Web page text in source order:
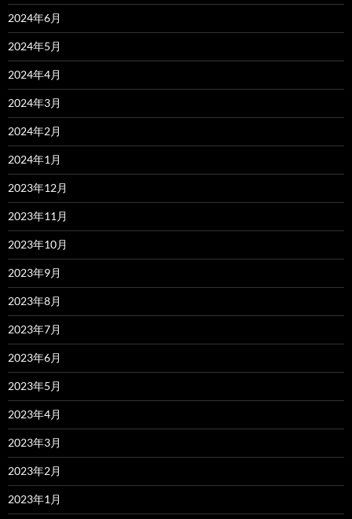
2024年6月
2024年5月
2024年4月
2024年3月
2024年2月
2024年1月
2023年12月
2023年11月
2023年10月
2023年9月
2023年8月
2023年7月
2023年6月
2023年5月
2023年4月
2023年3月
2023年2月
2023年1月